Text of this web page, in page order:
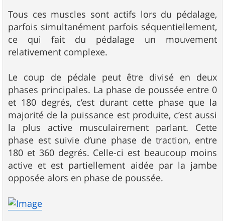
Tous ces muscles sont actifs lors du pédalage,
parfois simultanément parfois séquentiellement,
ce qui fait du pédalage un mouvement
relativement complexe.
Le coup de pédale peut être divisé en deux
phases principales. La phase de poussée entre 0
et 180 degrés, c’est durant cette phase que la
majorité de la puissance est produite, c’est aussi
la plus active musculairement parlant. Cette
phase est suivie d’une phase de traction, entre
180 et 360 degrés. Celle-ci est beaucoup moins
active et est partiellement aidée par la jambe
opposée alors en phase de poussée.